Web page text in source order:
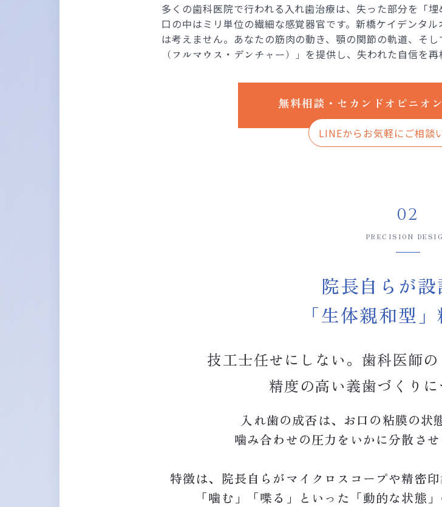
多くの歯科医院で行われる入れ歯治療は、失った部分を「
口の中はミリ単位の繊細な感覚器官です。新橋ケイデンタ
は考えません。あなたの筋肉の動き、顎の関節の軌道、そ
（フルマウス・デンチャー）」 を提供し、失われた自信を再
無料相談・セカンドオピニオ
LINEからお気軽にご相談
02
PRECISION
院長自らが設
「生体親和型
技工士任せにしない。歯科医師
精度の高い義歯づくりに
入れ歯の成否は、お口の粘膜の状
噛み合わせの圧力をいかに分散させ
特徴は、院長自らがマイクロスコープや精密
「噛む」「喋る」といった「動的な状態